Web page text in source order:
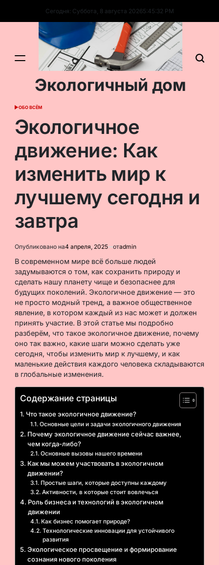
содержимому
Сегодня: Суббота, 8 августа 20265:45:33 PM
Экологичный дом
ОПУБЛИКОВАНО
ОБО ВСЁМ
Экологичное
движение: Как
изменить мир к
лучшему сегодня и
завтра
Опубликовано на4 апреля, 2025 отadmin
В современном мире всё больше людей
задумываются о том, как сохранить природу и
сделать нашу планету чище и безопаснее для
будущих поколений. Экологичное движение — это
не просто модный тренд, а важное общественное
явление, в котором каждый из нас может и должен
принять участие. В этой статье мы подробно
разберём, что такое экологичное движение, почему
оно так важно, какие шаги можно сделать уже
сегодня, чтобы изменить мир к лучшему, и как
маленькие действия каждого человека складываются
в глобальные изменения.
Содержание страницы
Что такое экологичное движение?
Основные цели и задачи экологичного движения
Почему экологичное движение сейчас важнее,
чем когда-либо?
Основные вызовы нашего времени
Как мы можем участвовать в экологичном
движении?
Простые шаги, которые доступны каждому
Активности, в которые стоит вовлечься
Роль бизнеса и технологий в экологичном
движении
Как бизнес помогает природе?
Технологические инновации для устойчивого
развития
Экологическое просвещение и формирование
сознания нового поколения